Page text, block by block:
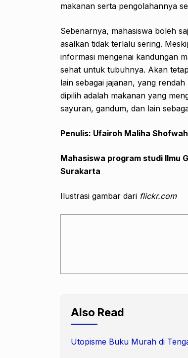
makanan serta pengolahannya
Sebenarnya, mahasiswa boleh
asalkan tidak terlalu sering.
informasi mengenai kandungan
sehat untuk tubuhnya. Akan
lain sebagai jajanan, yang
dipilih adalah makanan yang
sayuran, gandum, dan lain
Penulis: Ufairoh Maliha Shofwah
Mahasiswa program studi Ilmu
Surakarta
Ilustrasi gambar dari flickr.com
Also Read
Utopisme Buku Murah di